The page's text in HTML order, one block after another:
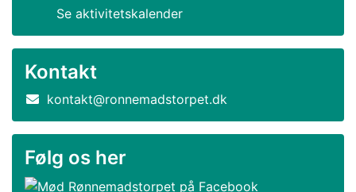
Se aktivitetskalender
Kontakt
kontakt@ronnemadstorpet.dk
Følg os her